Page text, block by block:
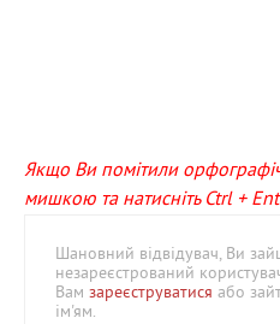
Якщо Ви помітили
мишкою та натисніть Ctrl +
Шановний відвідувач, Ви
незареєстрований
Вам зареєструватися або
ім'ям.